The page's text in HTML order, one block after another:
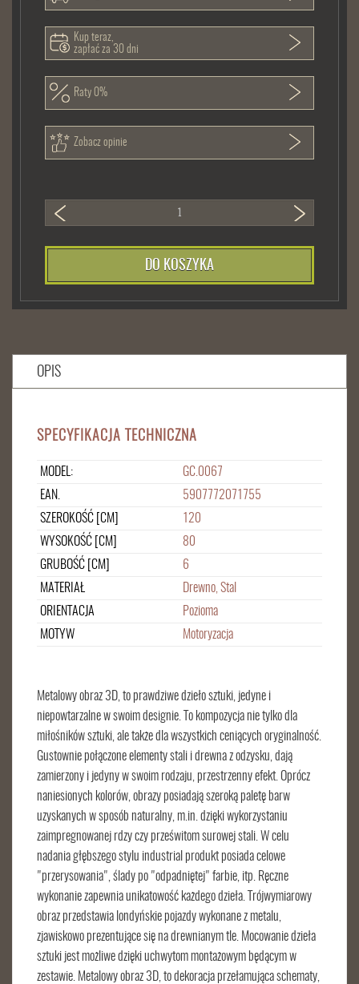
Kup teraz,
zapłać za 30 dni
Raty 0%
Zobacz opinie
DO KOSZYKA
OPIS
SPECYFIKACJA TECHNICZNA
MODEL:
GC.0067
EAN.
5907772071755
SZEROKOŚĆ [CM]
120
WYSOKOŚĆ [CM]
80
GRUBOŚĆ [CM]
6
MATERIAŁ
Drewno, Stal
ORIENTACJA
Pozioma
MOTYW
Motoryzacja
Metalowy obraz 3D, to prawdziwe dzieło sztuki, jedyne i
niepowtarzalne w swoim designie. To kompozycja nie tylko dla
miłośników sztuki, ale także dla wszystkich ceniących oryginalność.
Gustownie połączone elementy stali i drewna z odzysku, dają
zamierzony i jedyny w swoim rodzaju, przestrzenny efekt. Oprócz
naniesionych kolorów, obrazy posiadają szeroką paletę barw
uzyskanych w sposób naturalny, m.in. dzięki wykorzystaniu
zaimpregnowanej rdzy czy prześwitom surowej stali. W celu
nadania głębszego stylu industrial produkt posiada celowe
"przerysowania", ślady po "odpadniętej" farbie, itp. Ręczne
wykonanie zapewnia unikatowość każdego dzieła. Trójwymiarowy
obraz przedstawia londyńskie pojazdy wykonane z metalu,
zjawiskowo prezentujące się na drewnianym tle. Mocowanie dzieła
sztuki jest możliwe dzięki uchwytom montażowym będącym w
zestawie. Metalowy obraz 3D, to dekoracja przełamująca schematy,